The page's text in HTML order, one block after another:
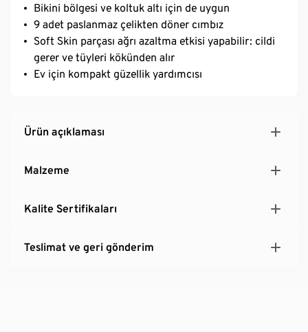
Bikini bölgesi ve koltuk altı için de uygun
9 adet paslanmaz çelikten döner cımbız
Soft Skin parçası ağrı azaltma etkisi yapabilir: cildi
gerer ve tüyleri kökünden alır
Ev için kompakt güzellik yardımcısı
Ürün açıklaması
Malzeme
Kalite Sertifikaları
Teslimat ve geri gönderim